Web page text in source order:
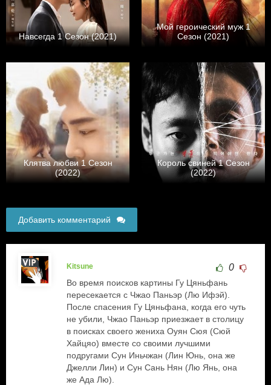
Навсегда 1 Сезон (2021)
Мой героический муж 1
Сезон (2021)
Клятва любви 1 Сезон
(2022)
Король свиней 1 Сезон
(2022)
Добавить комментарий
Kitsune 0
Во время поисков картины Гу Цяньфань
пересекается с Чжао Паньэр (Лю Ифэй).
После спасения Гу Цяньфана, когда его чуть
не убили, Чжао Паньэр приезжает в столицу
в поисках своего жениха Оуян Сюя (Сюй
Хайцяо) вместе со своими лучшими
подругами Сун Иньчжан (Лин Юнь, она же
Джелли Лин) и Сун Сань Нян (Лю Янь, она
же Ада Лю).